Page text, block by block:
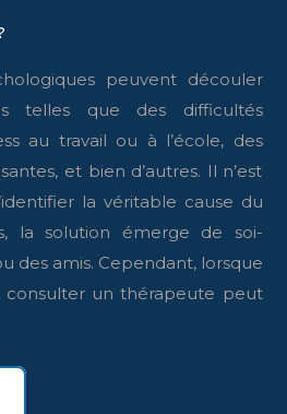
peuvent découler
telles que des difficultés
au travail ou à l’école, des
et bien d’autres. Il n’est
la véritable cause du
la solution émerge de soi-
des amis. Cependant, lorsque
consulter un thérapeute peut